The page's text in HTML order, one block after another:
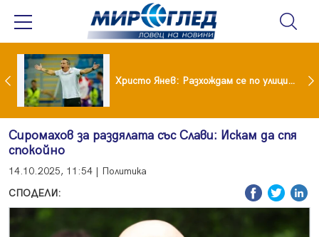
Бум на болките в кръста след отпуските: Летните навици, които ни разболяват Христо Янев: Разхождам се по улиците на София като най-мразения човек в държавата
Сиромахов за раздялата със Слави: Искам да спя
спокойно
14.10.2025, 11:54 | Политика
СПОДЕЛИ: